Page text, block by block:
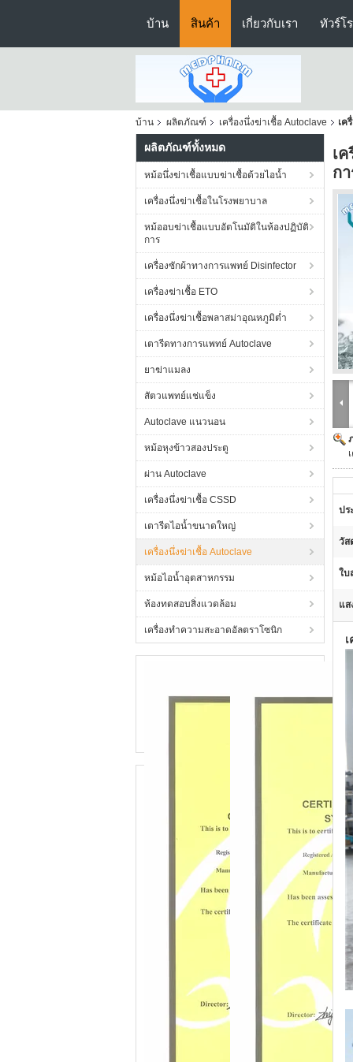
บ้าน สินค้า เกี่ยวกับเรา ทัวร์โ
บ้าน ผลิตภัณฑ์ เครื่องนึ่งฆ่าเชื้อ Autoclave เค
ผลิตภัณฑ์ทั้งหมด
หม้อนึ่งฆ่าเชื้อแบบฆ่าเชื้อด้วยไอน้ำ
เครื่องนึ่งฆ่าเชื้อในโรงพยาบาล
หม้ออบฆ่าเชื้อแบบอัตโนมัติในห้องปฏิบัติ
การ
เครื่องซักผ้าทางการแพทย์ Disinfector
เครื่องฆ่าเชื้อ ETO
เครื่องนึ่งฆ่าเชื้อพลาสม่าอุณหภูมิต่ำ
เตารีดทางการแพทย์ Autoclave
ยาฆ่าแมลง
สัตวแพทย์แช่แข็ง
Autoclave แนวนอน
หม้อหุงข้าวสองประตู
ผ่าน Autoclave
เครื่องนึ่งฆ่าเชื้อ CSSD
เตารีดไอน้ำขนาดใหญ่
เครื่องนึ่งฆ่าเชื้อ Autoclave
หม้อไอน้ำอุตสาหกรรม
ห้องทดสอบสิ่งแวดล้อม
เครื่องทำความสะอาดอัลตราโซนิก
เ
ก
ปร
วัส
ใบ
แส